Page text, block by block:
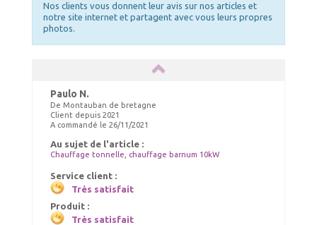
Nos clients vous donnent leur avis sur nos articles et
notre site internet et partagent avec vous leurs propres
photos.
Paulo N.
De Montauban de bretagne
Client depuis 2021
A commandé le 26/11/2021
Au sujet de l'article :
Chauffage tonnelle, chauffage barnum 10kW
Service client :
Très satisfait
Produit :
Très satisfait